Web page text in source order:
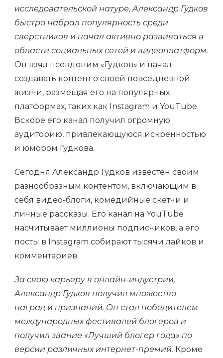
исследовательской натуре, Александр Гудков
быстро набрал популярность среди
сверстников и начал активно развиваться в
области социальных сетей и видеоплатформ.
Он взял псевдоним «Гудков» и начал
создавать контент о своей повседневной
жизни, размещая его на популярных
платформах, таких как Instagram и YouTube.
Вскоре его канал получил огромную
аудиторию, привлекающуюся искренностью
и юмором Гудкова.
Сегодня Александр Гудков известен своим
разнообразным контентом, включающим в
себя видео-блоги, комедийные скетчи и
личные рассказы. Его канал на YouTube
насчитывает миллионы подписчиков, а его
посты в Instagram собирают тысячи лайков и
комментариев.
За свою карьеру в онлайн-индустрии,
Александр Гудков получил множество
наград и признаний. Он стал победителем
международных фестивалей блогеров и
получил звание «Лучший блогер года» по
версии различных интернет-премий. Кроме